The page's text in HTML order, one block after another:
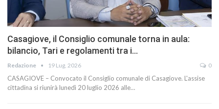
Casagiove, il Consiglio comunale torna in aula:
bilancio, Tari e regolamenti tra i…
Redazione 19 Lug, 2026 0
CASAGIOVE – Convocato il Consiglio comunale di Casagiove. L'assise
cittadina si riunirà lunedì 20 luglio 2026 alle…